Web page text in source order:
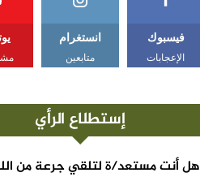
فيسبوك
الإعجابات
انستغرام
متابعين
إستطلاع الرأي
هل أنت مستعد/ة لتلقي جرعة من